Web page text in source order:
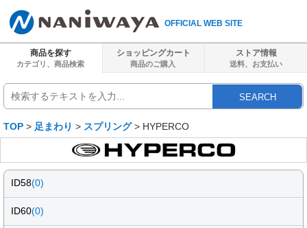
OFFICIAL WEB SITE
商品を探す
カテゴリ、商品検索
ショッピングカート
商品のご購入
ストア情報
送料、 お支払い
SEARCH
TOP > 足まわり > スプリング> HYPERCO
ID58(0)
ID60(0)